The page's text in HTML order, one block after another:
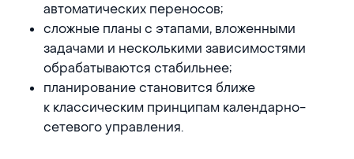
автоматических переносов;
сложные планы с этапами, вложенными
задачами и несколькими зависимостями
обрабатываются стабильнее;
планирование становится ближе
к классическим принципам календарно-
сетевого управления.